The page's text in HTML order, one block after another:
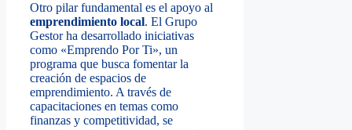
Otro pilar fundamental es el apoyo al
emprendimiento local. El Grupo
Gestor ha desarrollado iniciativas
como «Emprendo Por Ti», un
programa que busca fomentar la
creación de espacios de
emprendimiento. A través de
capacitaciones en temas como
finanzas y competitividad, se